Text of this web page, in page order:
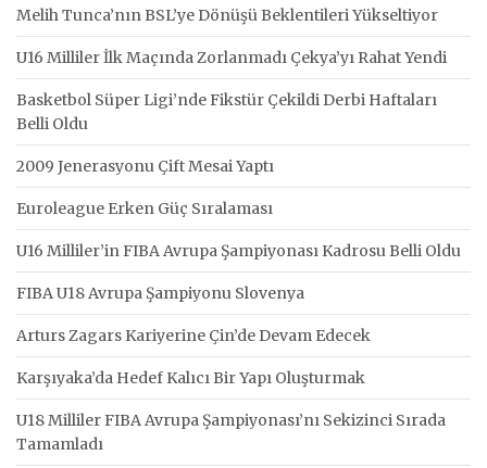
Melih Tunca’nın BSL’ye Dönüşü Beklentileri Yükseltiyor
U16 Milliler İlk Maçında Zorlanmadı Çekya’yı Rahat Yendi
Basketbol Süper Ligi’nde Fikstür Çekildi Derbi Haftaları
Belli Oldu
2009 Jenerasyonu Çift Mesai Yaptı
Euroleague Erken Güç Sıralaması
U16 Milliler’in FIBA Avrupa Şampiyonası Kadrosu Belli Oldu
FIBA U18 Avrupa Şampiyonu Slovenya
Arturs Zagars Kariyerine Çin’de Devam Edecek
Karşıyaka’da Hedef Kalıcı Bir Yapı Oluşturmak
U18 Milliler FIBA Avrupa Şampiyonası’nı Sekizinci Sırada
Tamamladı